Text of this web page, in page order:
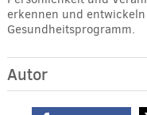
erkennen und
Gesundheitsprogramm.
Autor